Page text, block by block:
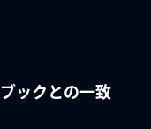
ブックとの一致